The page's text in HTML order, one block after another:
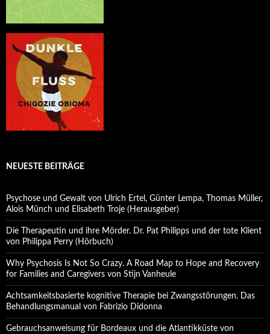
NEUESTE BEITRÄGE
Psychose und Gewalt von Ulrich Ertel, Günter Lempa, Thomas Müller,
Alois Münch und Elisabeth Troje (Herausgeber)
Die Therapeutin und ihre Mörder. Dr. Pat Philipps und der tote Klient
von Philippa Perry (Hörbuch)
Why Psychosis Is Not So Crazy. A Road Map to Hope and Recovery
for Families and Caregivers von Stijn Vanheule
Achtsamkeitsbasierte kognitive Therapie bei Zwangsstörungen. Das
Behandlungsmanual von Fabrizio Didonna
Gebrauchsanweisung für Bordeaux und die Atlantikküste von